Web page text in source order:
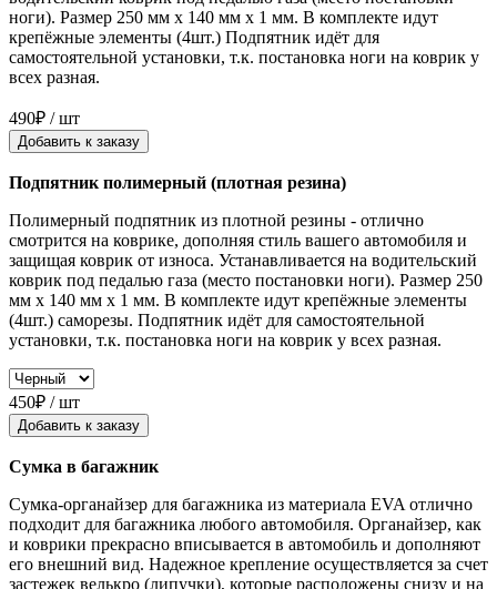
ноги). Размер 250 мм x 140 мм x 1 мм. В комплекте идут
крепёжные элементы (4шт.) Подпятник идёт для
самостоятельной установки, т.к. постановка ноги на коврик у
всех разная.
490₽ / шт
Добавить к заказу
Подпятник полимерный (плотная резина)
Полимерный подпятник из плотной резины - отлично
смотрится на коврике, дополняя стиль вашего автомобиля и
защищая коврик от износа. Устанавливается на водительский
коврик под педалью газа (место постановки ноги). Размер 250
мм x 140 мм x 1 мм. В комплекте идут крепёжные элементы
(4шт.) саморезы. Подпятник идёт для самостоятельной
установки, т.к. постановка ноги на коврик у всех разная.
450₽ / шт
Добавить к заказу
Сумка в багажник
Сумка-органайзер для багажника из материала EVA отлично
подходит для багажника любого автомобиля. Органайзер, как
и коврики прекрасно вписывается в автомобиль и дополняют
его внешний вид. Надежное крепление осуществляется за счет
застежек велькро (липучки), которые расположены снизу и на